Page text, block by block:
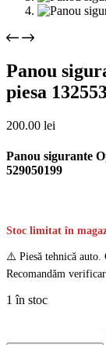
Panou
piesa
200.00 lei
Panou sigurante
529050199
Stoc limitat în
⚠️ Piesă tehnică auto.
Recomandăm
1 în stoc
Panou